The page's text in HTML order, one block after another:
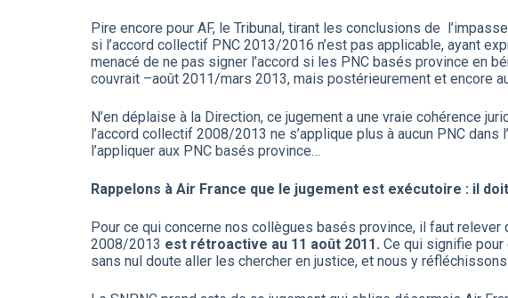
Pire encore pour AF, le Tribunal, tirant les conclusions de
si l’accord collectif PNC 2013/2016 n’est pas applicable, ayant
menacé de ne pas signer l’accord si les PNC basés province en
couvrait –août 2011/mars 2013, mais postérieurement et encore
N’en déplaise à la Direction, ce jugement a une vraie cohérence
l’accord collectif 2008/2013 ne s’applique plus à aucun PNC
l’appliquer aux PNC basés province…
Rappelons à Air France que le jugement est exécutoire : il
Pour ce qui concerne nos collègues basés province, il faut
2008/2013 est rétroactive au 11 août 2011. Ce qui signifie pour
sans nul doute aller les chercher en justice, et nous y réfléchissons